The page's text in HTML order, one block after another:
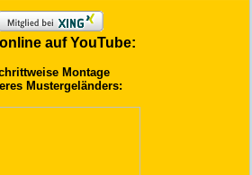
auf YouTube:
Montage
Mustergeländers: